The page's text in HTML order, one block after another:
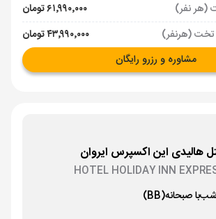
(هر نفر)
۶۱٬۹۹۰٬۰۰۰ تومان
(هرنفر)
۴۳٬۹۹۰٬۰۰۰ تومان
مشاوره و رزرو رایگان
هالیدی این اکسپرس ایروان
HOTEL HOLIDAY INN
با صبحانه(BB)